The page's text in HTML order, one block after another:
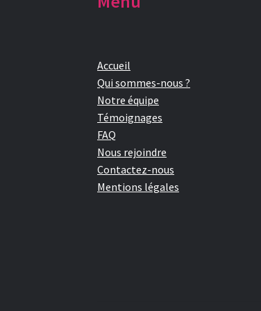
Accueil
Qui sommes-nous ?
Notre équipe
Témoignages
FAQ
Nous rejoindre
Contactez-nous
Mentions légales